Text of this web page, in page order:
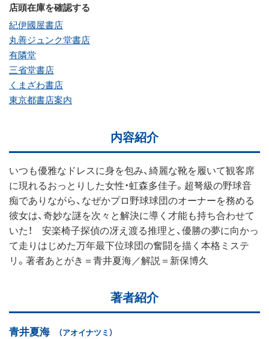
店頭在庫を確認する
紀伊國屋書店
丸善ジュンク堂書店
有隣堂
三省堂書店
くまざわ書店
東京都書店案内
内容紹介
いつも優雅なドレスに身を包み、綺麗な靴を履いて観客席
に現れるおっとりした女性・虹森多佳子。超弩級の野球音
痴でありながら、なぜかプロ野球球団のオーナーを務める
彼女は、奇妙な謎を次々と解決に導く才能も持ち合わせて
いた！ 安楽椅子探偵の冴え渡る推理と、優勝の夢に向かっ
て走りはじめた万年最下位球団の奮闘を描く本格ミステ
リ。著者あとがき＝青井夏海／解説＝新保博久
著者紹介
青井夏海 （アオイナツミ）